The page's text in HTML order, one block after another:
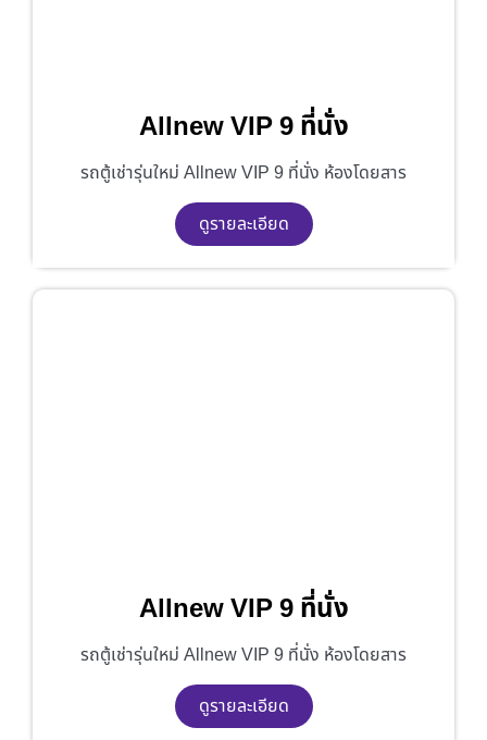
Allnew VIP 9 ที่นั่ง
รถตู้เช่ารุ่นใหม่ Allnew VIP 9 ที่นั่ง ห้องโดยสาร
ดูรายละเอียด
Allnew VIP 9 ที่นั่ง
รถตู้เช่ารุ่นใหม่ Allnew VIP 9 ที่นั่ง ห้องโดยสาร
ดูรายละเอียด